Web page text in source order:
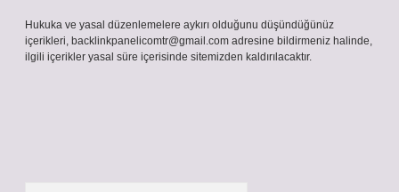
Hukuka ve yasal düzenlemelere aykırı olduğunu düşündüğünüz
içerikleri, backlinkpanelicomtr@gmail.com adresine bildirmeniz halinde,
ilgili içerikler yasal süre içerisinde sitemizden kaldırılacaktır.